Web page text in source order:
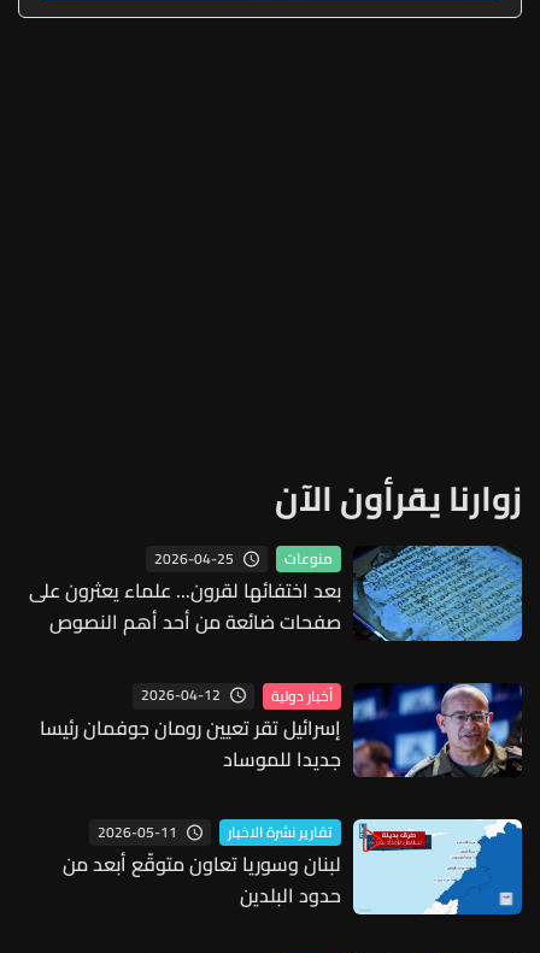
زوارنا يقرأون الآن
منوعات 2026-04-25
بعد اختفائها لقرون... علماء يعثرون على
صفحات ضائعة من أحد أهم النصوص
أخبار دولية 2026-04-12
إسرائيل تقر تعيين رومان جوفمان رئيسا
جديدا للموساد
تقارير نشرة الاخبار 2026-05-11
لبنان وسوريا تعاون متوقّع أبعد من
حدود البلدين